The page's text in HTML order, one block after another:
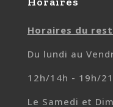
Horaires du
Du lundi au
12h/14h - 19h/
Le Samedi et